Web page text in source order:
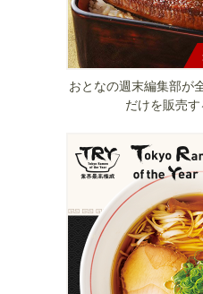
おとなの週末編集部が
だけを販売